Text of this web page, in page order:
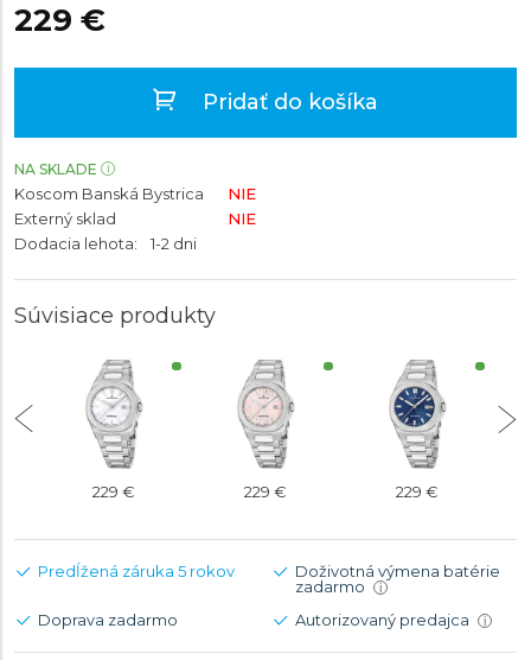
229 €
Pridať do košíka
NA SKLADE
Koscom Banská Bystrica
NIE
Externý sklad
NIE
Dodacia lehota:
1-2 dni
Súvisiace produkty
229 € 229 € 229 €
Predĺžená záruka 5 rokov
Doživotná výmena batérie
zadarmo
i
Doprava zadarmo Autorizovaný predajca i